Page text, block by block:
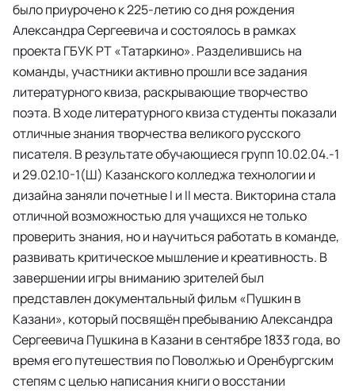
было приурочено к 225-летию со дня рождения
Александра Сергеевича и состоялось в рамках
проекта ГБУК РТ «Татаркино». Разделившись на
команды, участники активно прошли все задания
литературного квиза, раскрывающие творчество
поэта. В ходе литературного квиза студенты показали
отличные знания творчества великого русского
писателя. В результате обучающиеся групп 10.02.04.-1
и 29.02.10-1(Ш) Казанского колледжа технологии и
дизайна заняли почетные I и II места. Викторина стала
отличной возможностью для учащихся не только
проверить знания, но и научиться работать в команде,
развивать критическое мышление и креативность. В
завершении игры вниманию зрителей был
представлен документальный фильм «Пушкин в
Казани», который посвящён пребыванию Александра
Сергеевича Пушкина в Казани в сентябре 1833 года, во
время его путешествия по Поволжью и Оренбургским
степям с целью написания книги о восстании